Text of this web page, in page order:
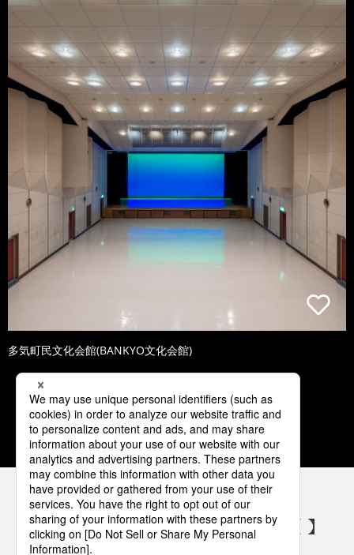
多気町民文化会館(BANKYO文化会館)
1 2 3 4 5
パナソニックの電気設備 SNSアカウント